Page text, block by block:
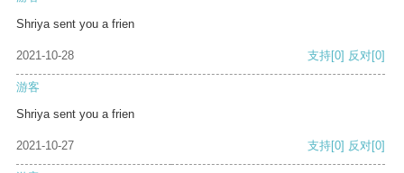
Shriya sent you a frien
2021-10-28 支持[0] 反对[0]
游客
Shriya sent you a frien
2021-10-27 支持[0] 反对[0]